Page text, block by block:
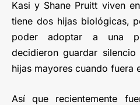
Kasi y Shane Pruitt viven
tiene dos hijas biológicas,
poder adoptar a una
decidieron guardar
hijas mayores cuando fuera
Así que recientemente